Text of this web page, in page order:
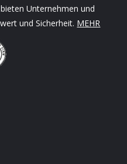
Unternehmen und
und Sicherheit. MEHR